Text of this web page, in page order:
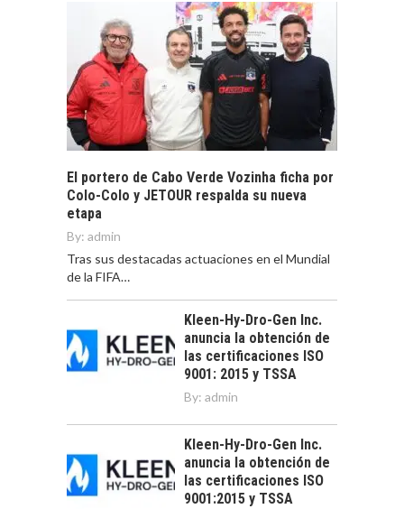
El portero de Cabo Verde Vozinha ficha por
Colo-Colo y JETOUR respalda su nueva
etapa
By: admin
Tras sus destacadas actuaciones en el Mundial
de la FIFA…
Kleen-Hy-Dro-Gen Inc.
anuncia la obtención de
las certificaciones ISO
9001: 2015 y TSSA
By: admin
Kleen-Hy-Dro-Gen Inc.
anuncia la obtención de
las certificaciones ISO
9001:2015 y TSSA